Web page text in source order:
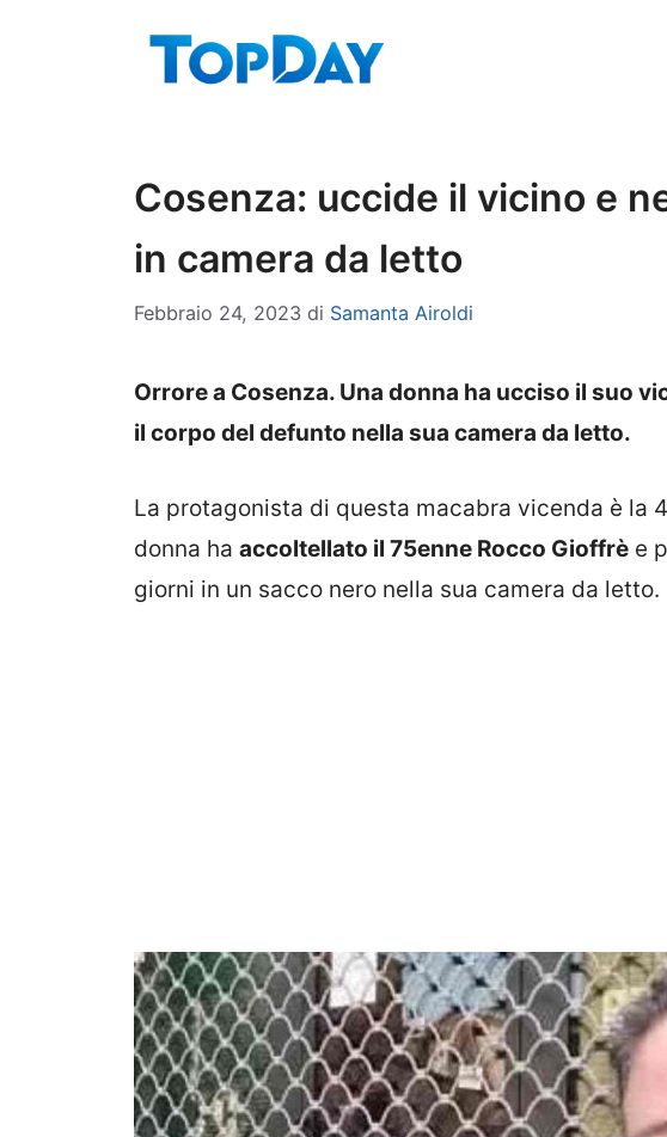
Cosenza: uccide il vicino e
in camera da letto
Febbraio 24, 2023 di Samanta Airoldi
Orrore a Cosenza. Una donna ha ucciso il suo
il corpo del defunto nella sua camera da letto.
La protagonista di questa macabra vicenda è la
donna ha accoltellato il 75enne Rocco Gioffrè e
giorni in un sacco nero nella sua camera da letto.